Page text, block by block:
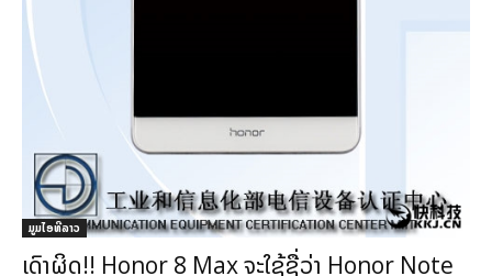
ມູມໄອທີລາວ
ເດົາຜິດ!! Honor 8 Max ຈະໃຊ້ຊື່ວ່າ Honor Note